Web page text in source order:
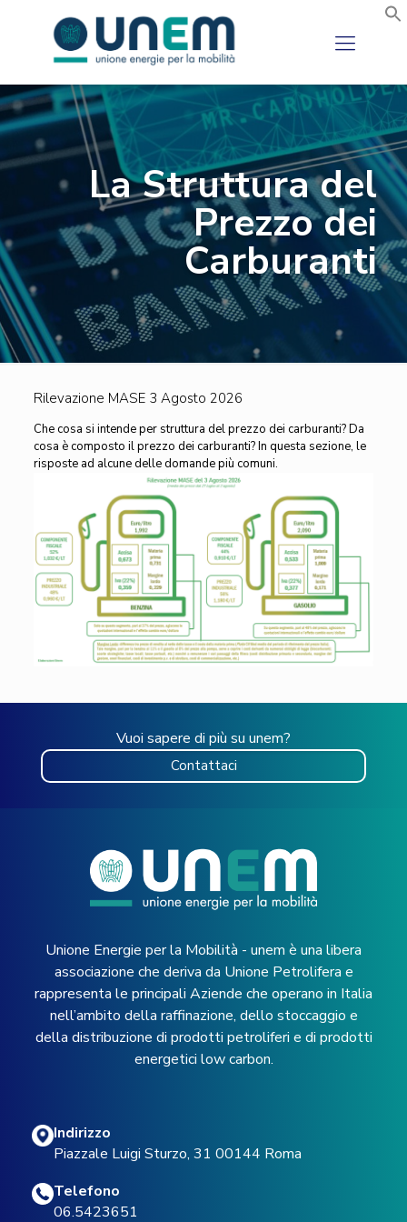
La Struttura del
Prezzo dei
Carburanti
Rilevazione MASE 3 Agosto 2026
Che cosa si intende per struttura del prezzo dei carburanti? Da
cosa è composto il prezzo dei carburanti? In questa sezione, le
risposte ad alcune delle domande più comuni.
Vuoi sapere di più su unem?
Contattaci
Unione Energie per la Mobilità - unem è una libera
associazione che deriva da Unione Petrolifera e
rappresenta le principali Aziende che operano in Italia
nell’ambito della raffinazione, dello stoccaggio e
della distribuzione di prodotti petroliferi e di prodotti
energetici low carbon.
Indirizzo
Piazzale Luigi Sturzo, 31 00144 Roma
Telefono
06.5423651